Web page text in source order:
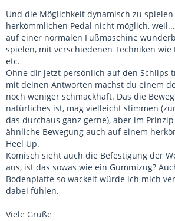
Und die Möglichkeit dynamisch zu
herkömmlichen Pedal nicht möglich,
auf einer normalen Fußmaschine
spielen, mit verschiedenen Techniken wie
etc.
Ohne dir jetzt persönlich auf den Schlips
mit deinen Antworten machst du einem
noch weniger schmackhaft. Das die
natürliches ist, mag vielleicht stimmen
das durchaus ganz gerne), aber im
ähnliche Bewegung auch auf einem
Heel Up.
Komisch sieht auch die Befestigung der
aus, ist das sowas wie ein Gummizug?
Bodenplatte so wackelt würde ich mich
dabei fühlen.
Viele Grüße